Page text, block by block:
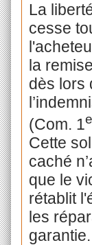
La
cesse
la
dès lors
(Com. 1
Cette
caché
que le
rétablit
les
garantie.